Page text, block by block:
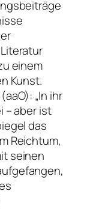
einem
Kunst.
„In ihr
– aber ist
das
Reichtum,
seinen